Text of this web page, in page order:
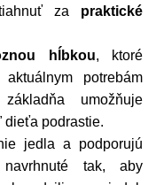
za praktické
hĺbkou, ktoré
potrebám
umožňuje
dieťa podrastie.
jedla a podporujú
tak, aby